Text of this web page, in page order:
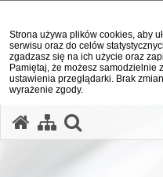
Strona używa plików cookies, aby
serwisu oraz do celów
zgadzasz się na ich użycie oraz
Pamiętaj, że możesz samodzielnie
ustawienia przeglądarki. Brak
wyrażenie zgody.